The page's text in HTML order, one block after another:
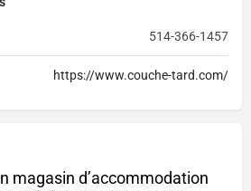
514-366-1457
https://www.couche-tard.com/
magasin d’accommodation